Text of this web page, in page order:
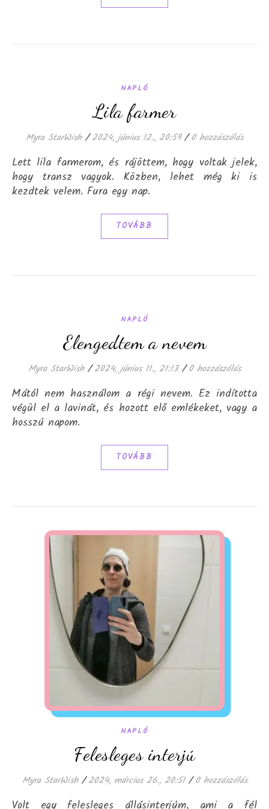
NAPLÓ
Lila farmer
Myra StarWish / 2024, június 12., 20:59 / 0 hozzászólás
Lett lila farmerom, és rájöttem, hogy voltak jelek,
hogy transz vagyok. Közben, lehet még ki is
kezdtek velem. Fura egy nap.
TOVÁBB
NAPLÓ
Elengedtem a nevem
Myra StarWish / 2024, június 11., 21:13 / 0 hozzászólás
Mától nem használom a régi nevem. Ez indította
végül el a lavinát, és hozott elő emlékeket, vagy a
hosszú napom.
TOVÁBB
NAPLÓ
Felesleges interjú
Myra StarWish / 2024, március 26., 20:51 / 0 hozzászólás
Volt egy felesleges állásinterjúm, ami a fél